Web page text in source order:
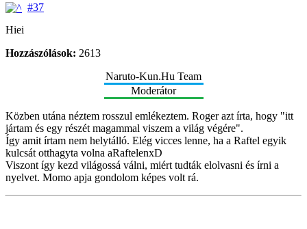
#37
Hiei
Hozzászólások: 2613
Naruto-Kun.Hu Team
Moderátor
Közben utána néztem rosszul emlékeztem. Roger azt írta, hogy "itt
jártam és egy részét magammal viszem a világ végére".
Így amit írtam nem helytálló. Elég vicces lenne, ha a Raftel egyik
kulcsát otthagyta volna aRaftelenxD
Viszont így kezd világossá válni, miért tudták elolvasni és írni a
nyelvet. Momo apja gondolom képes volt rá.